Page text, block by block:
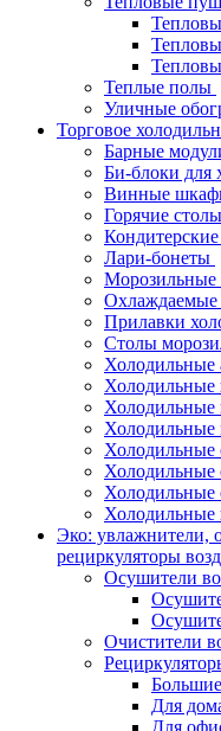
Теплые полы
Уличные
Торговое
Барные
Би-блоки для
Винные
Горячие
Лари-бонеты
Охлаждаемые
Прилавки
Столы
Холодильные
Холодильные
Холодильные
Холодильные
Холодильные
Холодильные
Холодильные
Эко: увлажнители,
рециркуляторы
Осушители
Очистители
Для
Для